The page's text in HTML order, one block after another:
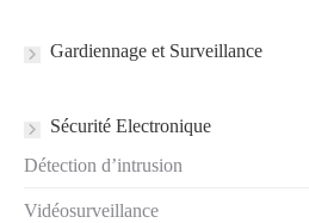
Gardiennage et Surveillance
Sécurité Electronique
Détection d’intrusion
Vidéosurveillance